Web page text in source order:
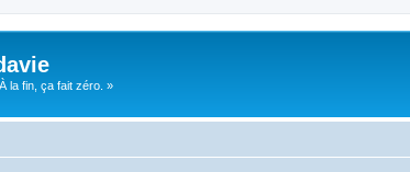
la fin, ça fait zéro. »